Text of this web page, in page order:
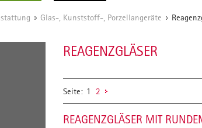
/ Glas-, Kunststoff-, Porzellangeräte /
REAGENZGLÄSER
Seite: 1 2
REAGENZGLÄSER MIT